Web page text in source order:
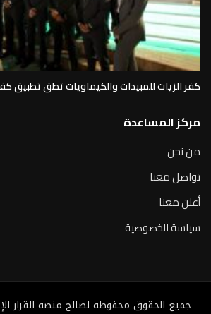
كفر الزيات للمبيدات والكيماويات تطق تطبيق
مركز المساعدة
من نحن
تواصل معنا
أعلن معنا
سياسة الخصوصية
جميع الحقوق محفوظة لصالح منصة القرار الإخباري